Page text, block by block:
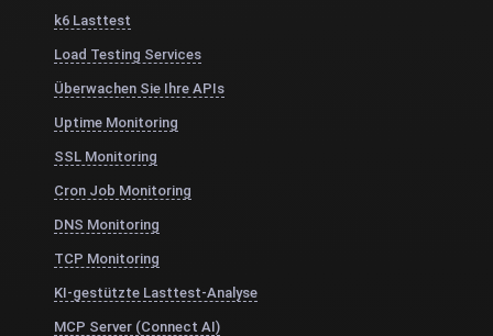
k6 Lasttest
Load Testing Services
Überwachen Sie Ihre APIs
Uptime Monitoring
SSL Monitoring
Cron Job Monitoring
DNS Monitoring
TCP Monitoring
KI-gestützte Lasttest-Analyse
MCP Server (Connect AI)